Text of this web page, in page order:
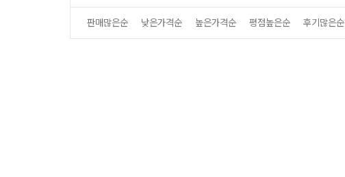
판매많은순 낮은가격순 높은가격순 평점높은순 후기많은순